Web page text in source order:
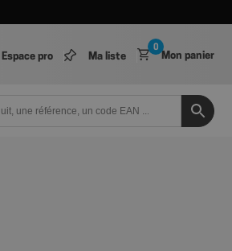
Espace pro Ma liste Mon panier
0